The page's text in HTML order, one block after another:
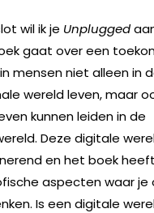
wil ik je Unplugged
gaat over een
mensen niet alleen in
wereld leven, maar
kunnen leiden in de
Deze digitale
en het boek
aspecten waar je
Is een digitale